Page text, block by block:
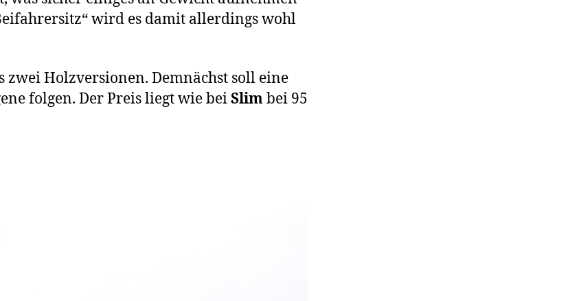
wird es damit allerdings wohl
zwei Holzversionen. Demnächst soll eine
folgen. Der Preis liegt wie beiSlimbei 95